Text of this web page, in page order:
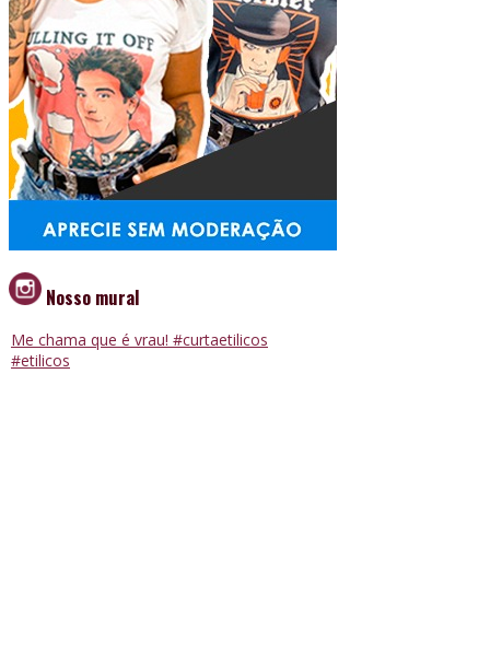
Nosso mural
Me chama que é vrau! #curtaetilicos
#etilicos